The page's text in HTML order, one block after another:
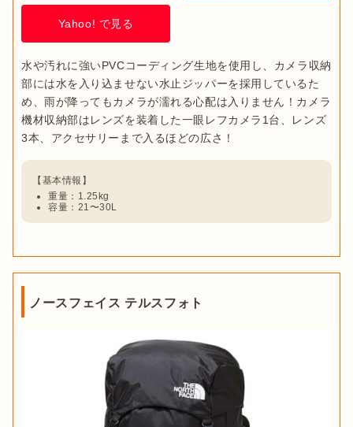
Yahoo! で見る
水や汚れに強いPVCコーディング生地を使用し、カメラ収納
部には水を入り込ませない水止ジッパーを採用しているた
め、雨が降ってもカメラが濡れる心配は入りません！カメラ
機材収納部はレンズを装着した一眼レフカメラ1台、レンズ
重量：1.25kg
容量：21〜30L
ノースフェイス テルスフォト